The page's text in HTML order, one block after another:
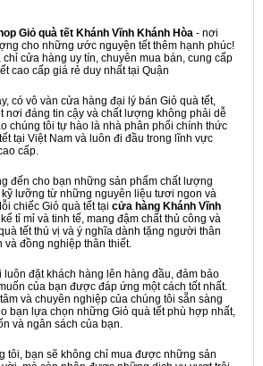
Giỏ quà tết Khánh Vĩnh Khánh Hòa - nơi
cho những ước nguyện tết thêm hạnh phúc!
cửa hàng uy tín, chuyên mua bán, cung cấp
cao cấp giá rẻ duy nhất tại Quận
có vô vàn cửa hàng đại lý bán Giỏ quà tết,
nơi đáng tin cậy và chất lượng không phải dễ
chúng tôi tự hào là nhà phân phối chính thức
tại Việt Nam và luôn đi đầu trong lĩnh vực
cấp.
đến cho bạn những sản phẩm chất lượng
lưỡng từ những nguyên liệu tươi ngon và
chiếc Giỏ quà tết tại cửa hàng Khánh Vĩnh
tỉ mỉ và tinh tế, mang đậm chất thủ công và
tết thú vị và ý nghĩa dành tặng người thân
và đồng nghiệp thân thiết.
luôn đặt khách hàng lên hàng đầu, đảm bảo
của bạn được đáp ứng một cách tốt nhất.
và chuyên nghiệp của chúng tôi sẵn sàng
bạn lựa chọn những Giỏ quà tết phù hợp nhất,
và ngân sách của bạn.
tôi, bạn sẽ không chỉ mua được những sản